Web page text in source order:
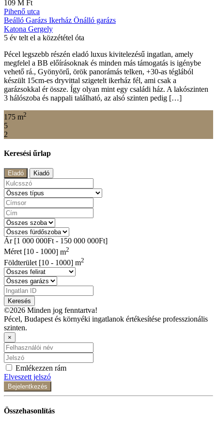
109 M Ft
Pihenő utca
Beálló Garázs Ikerház Önálló garázs
Katona Gergely
5 év telt el a közzététel óta
Pécel legszebb részén eladó luxus kivitelezésű ingatlan, amely
megfelel a BB előírásoknak és minden más támogatás is igénybe
vehető rá., Gyönyörű, örök panorámás telken, +30-as téglából
készült 15cm-es dryvittal szigetelt ikerház fél, ami csak a
garázsokkal ér össze. Így olyan mint egy családi ház. A lakószinten
3 hálószoba és nappali található, az alsó szinten pedig […]
175 m2
5
2
Keresési űrlap
Eladó Kiadó
Ár [1 000 000Ft - 150 000 000Ft]
Méret [10 - 1000] m2
Földterület [10 - 1000] m2
Keresés
©2026 Minden jog fenntartva!
Pécel, Budapest és környéki ingatlanok értékesítése professzionális
szinten.
×
Emlékezzen rám
Elveszett jelszó
Bejelentkezés
Összehasonlítás